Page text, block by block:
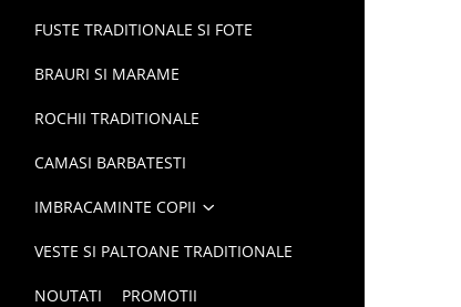
FUSTE TRADITIONALE SI FOTE
BRAURI SI MARAME
ROCHII TRADITIONALE
CAMASI BARBATESTI
IMBRACAMINTE COPII
VESTE SI PALTOANE TRADITIONALE
NOUTATI PROMOTII